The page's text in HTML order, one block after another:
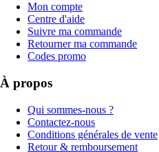
Mon compte
Centre d'aide
Suivre ma commande
Retourner ma commande
Codes promo
À propos
Qui sommes-nous ?
Contactez-nous
Conditions générales de vente
Retour & remboursement